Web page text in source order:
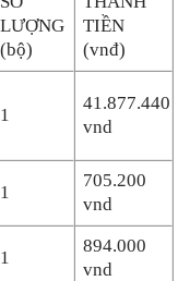
LƯỢNG
(bộ)
TIỀN
(vnđ)
1
41.877.440
vnd
1
705.200
vnd
1
894.000
vnd